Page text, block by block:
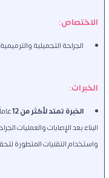
الاختصاص:
الجراحة التجميلية والترميمية
الخبرات:
الخبرة تمتد لأكثر من 12
البناء بعد الإصابات والعمليات
واستخدام التقنيات المتطورة